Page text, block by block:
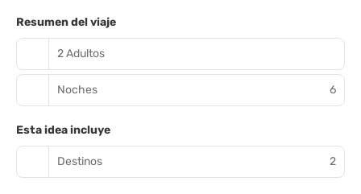
Resumen del viaje
2 Adultos
Noches 6
Esta idea incluye
Destinos 2